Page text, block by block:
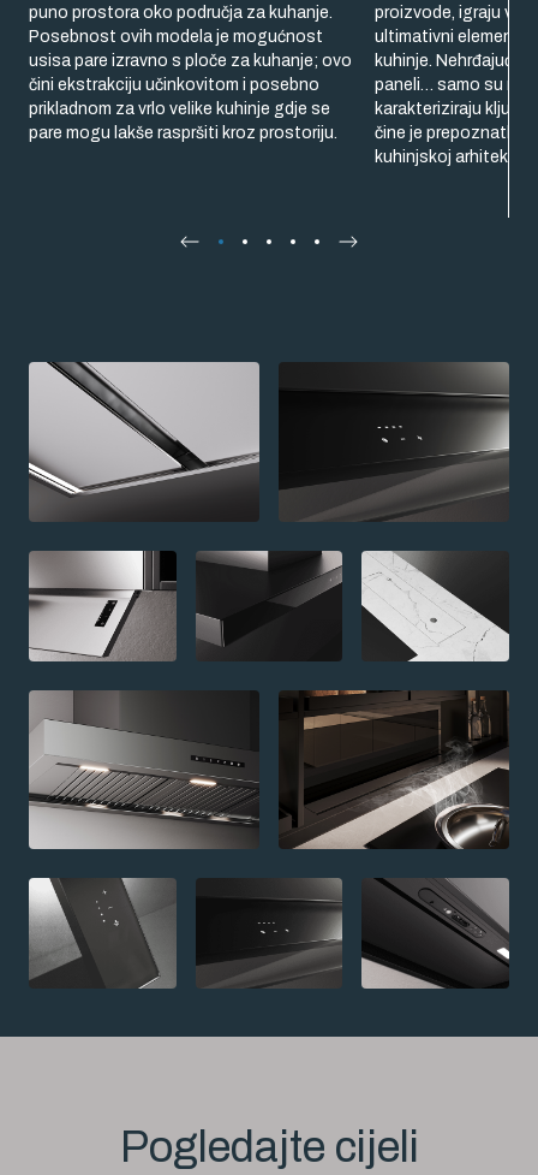
puno prostora oko područja za kuhanje.
Posebnost ovih modela je mogućnost
usisa pare izravno s ploče za kuhanje; ovo
čini ekstrakciju učinkovitom i posebno
prikladnom za vrlo velike kuhinje gdje se
pare mogu lakše raspršiti kroz prostoriju.
proizvode, igraju
ultimativni element
kuhinje. Nehrđajući
paneli… samo su
karakteriziraju
čine je
kuhinjskoj arhitekturi.
Pogledajte cijeli